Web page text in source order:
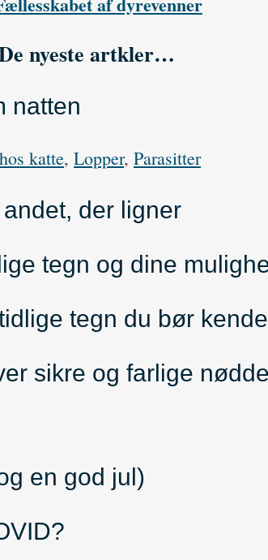
nyeste artkler…
natten
katte, Lopper, Parasitter
der ligner
tegn og dine
tegn du bør kende
sikre og farlige
en god jul)